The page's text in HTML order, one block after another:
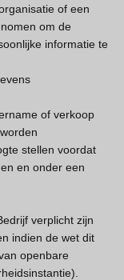
of een
om de
informatie te
of verkoop
stellen voordat
en onder een
verplicht zijn
indien de wet dit
openbare